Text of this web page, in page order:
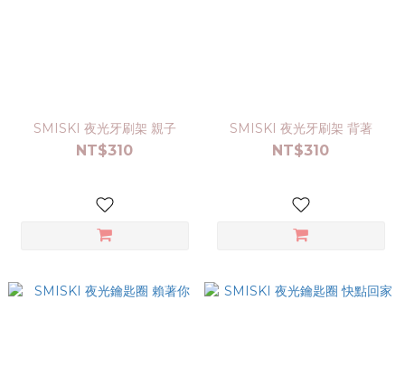
SMISKI 夜光牙刷架 親子
NT$310
SMISKI 夜光牙刷架 背著
NT$310